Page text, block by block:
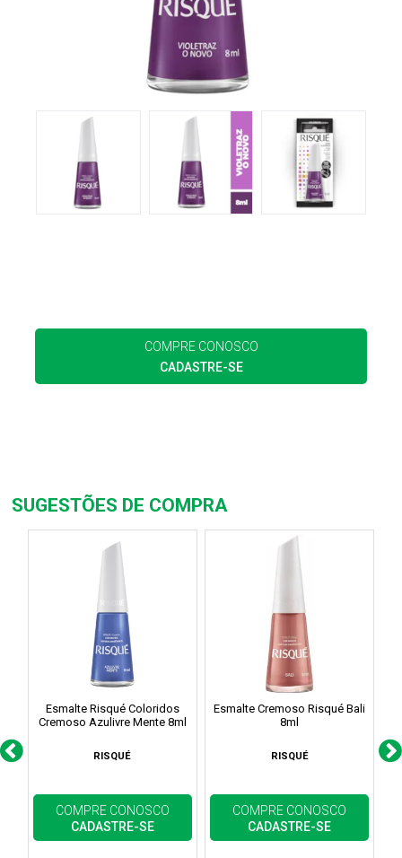
COMPRE CONOSCO
CADASTRE-SE
SUGESTÕES DE COMPRA
Esmalte Risqué Coloridos
Cremoso Azulivre Mente 8ml
RISQUÉ
COMPRE CONOSCO
CADASTRE-SE
Esmalte Cremoso Risqué Bali
8ml
RISQUÉ
COMPRE CONOSCO
CADASTRE-SE